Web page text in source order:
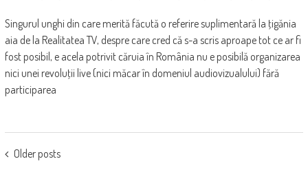
Singurul unghi din care merită făcută o referire suplimentară la ţigănia
aia de la Realitatea TV, despre care cred că s-a scris aproape tot ce ar fi
fost posibil, e acela potrivit căruia în România nu e posibilă organizarea
nici unei revoluţii live (nici măcar în domeniul audiovizualului) fără
participarea
POSTS
Older posts